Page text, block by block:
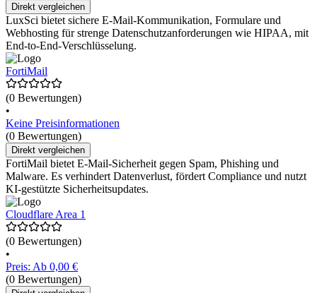
Direkt vergleichen
LuxSci bietet sichere E-Mail-Kommunikation, Formulare und
Webhosting für strenge Datenschutzanforderungen wie HIPAA, mit
End-to-End-Verschlüsselung.
FortiMail
(0 Bewertungen)
•
Keine Preisinformationen
(0 Bewertungen)
Direkt vergleichen
FortiMail bietet E-Mail-Sicherheit gegen Spam, Phishing und
Malware. Es verhindert Datenverlust, fördert Compliance und nutzt
KI-gestützte Sicherheitsupdates.
Cloudflare Area 1
(0 Bewertungen)
•
Preis: Ab 0,00 €
(0 Bewertungen)